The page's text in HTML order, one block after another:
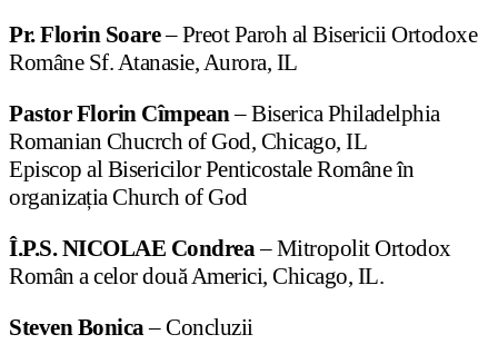
Pr. Florin Soare– Preot Paroh al Bisericii Ortodoxe
Române Sf. Atanasie, Aurora, IL
Pastor Florin Cîmpean– Biserica Philadelphia
Romanian Chucrch of God, Chicago, IL
Episcop al Bisericilor Penticostale Române în
organizația Church of God
Î.P.S. NICOLAE Condrea– Mitropolit Ortodox
Român a celor două Americi, Chicago, IL.
Steven Bonica– Concluzii